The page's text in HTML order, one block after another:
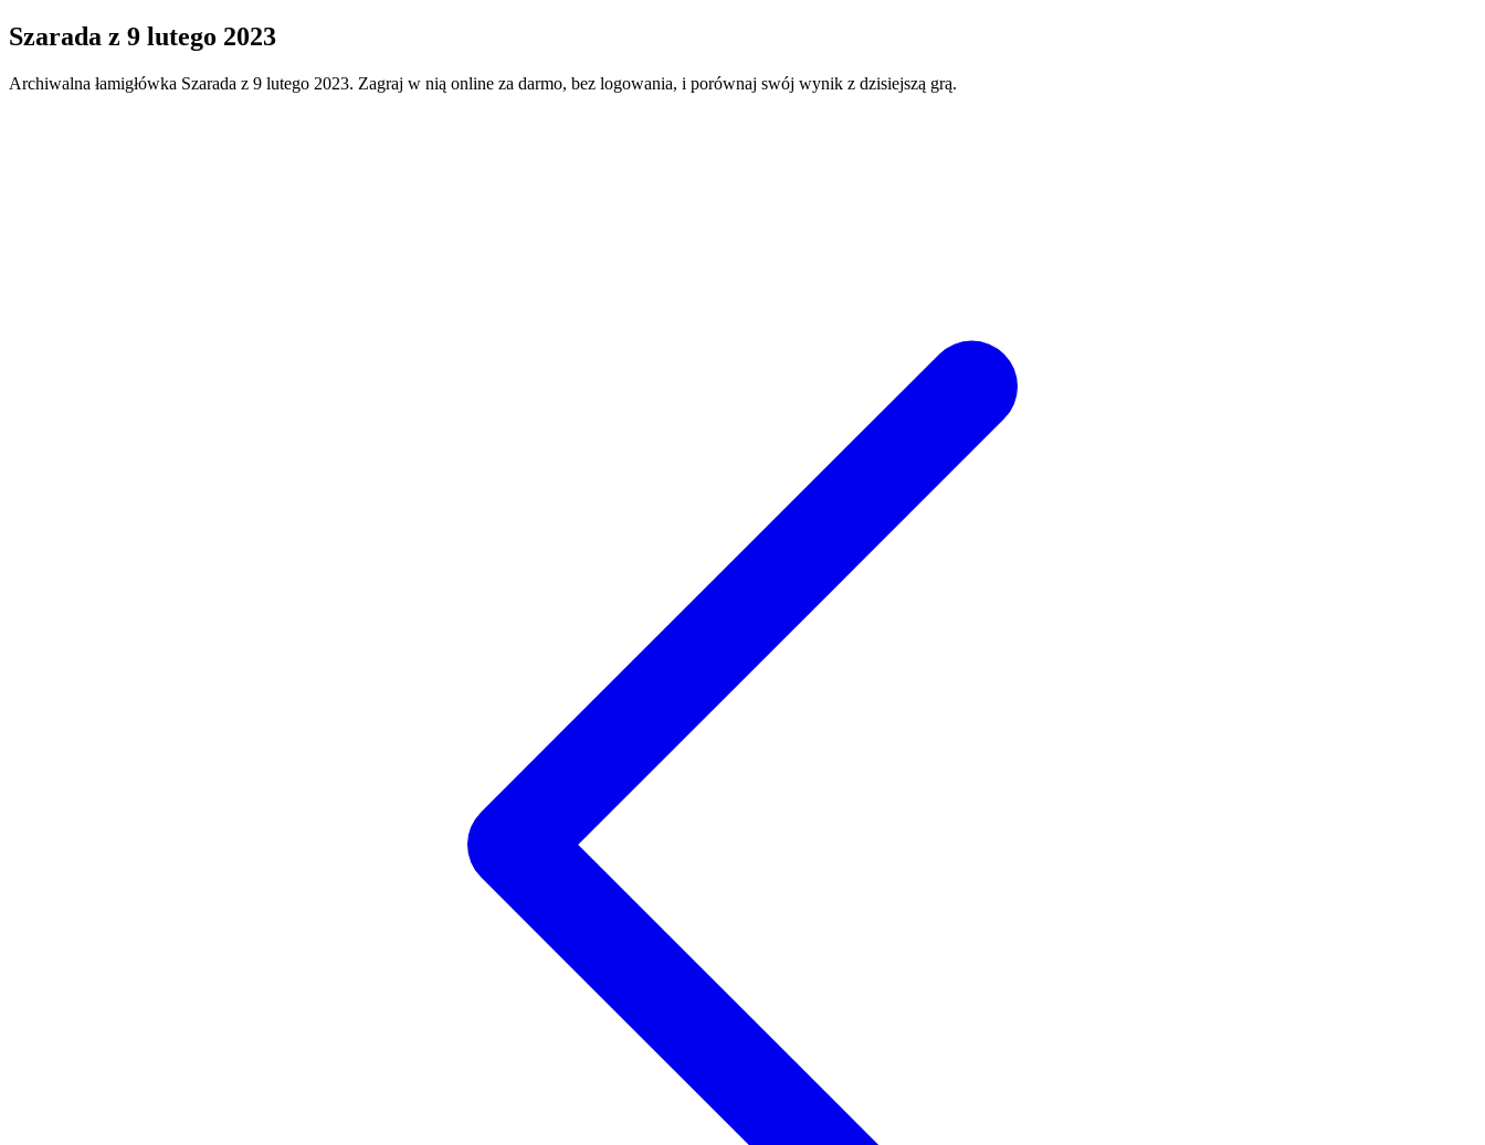
Szarada z 9 lutego 2023
Archiwalna łamigłówka Szarada z 9 lutego 2023. Zagraj w nią online za darmo, bez logowania, i porównaj swój wynik z dzisiejszą grą.